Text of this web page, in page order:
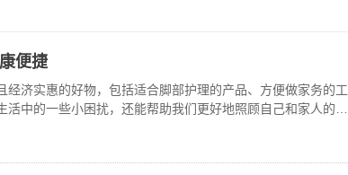
便捷
济实惠的好物，包括适合脚部护理的产品、方便做家务的工
中的一些小困扰，还能帮助我们更好地照顾自己和家人的健